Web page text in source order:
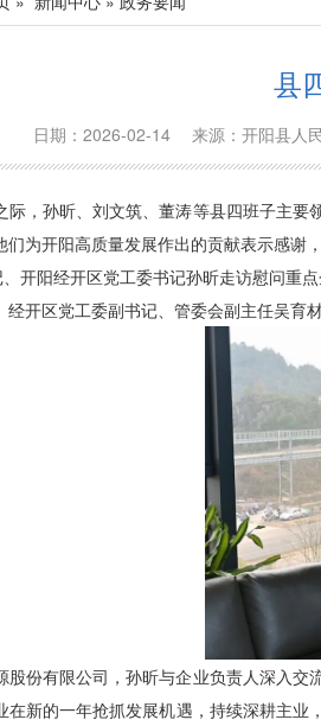
县
日期：2026-02-14 来源：开阳县
际，孙昕、刘文筑、董涛等县四班子主
们为开阳高质量发展作出的贡献表示感谢
开阳经开区党工委书记孙昕走访慰问重
经开区党工委副书记、管委会副主任吴育
股份有限公司，孙昕与企业负责人深入
在新的一年抢抓发展机遇，持续深耕主